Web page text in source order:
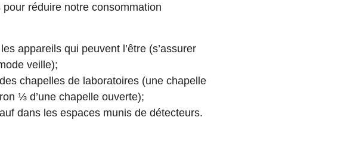
réduire notre consommation
appareils qui peuvent l’être (s’assurer
veille);
chapelles de laboratoires (une chapelle
⅓ d’une chapelle ouverte);
dans les espaces munis de détecteurs.